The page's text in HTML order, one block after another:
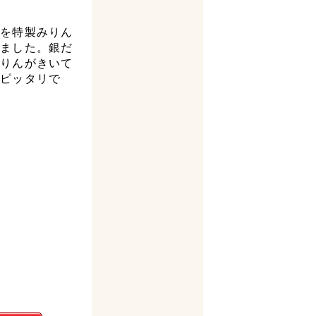
特製みりん
した。銀だ
んがきいて
ッタリで